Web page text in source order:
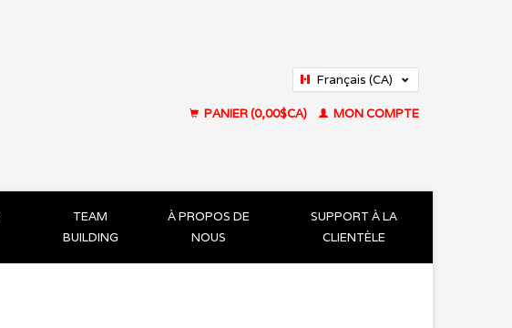
Français (CA)
PANIER (0,00$CA)
MON COMPTE
TEAM
BUILDING
À PROPOS DE
NOUS
SUPPORT À LA
CLIENTÈLE